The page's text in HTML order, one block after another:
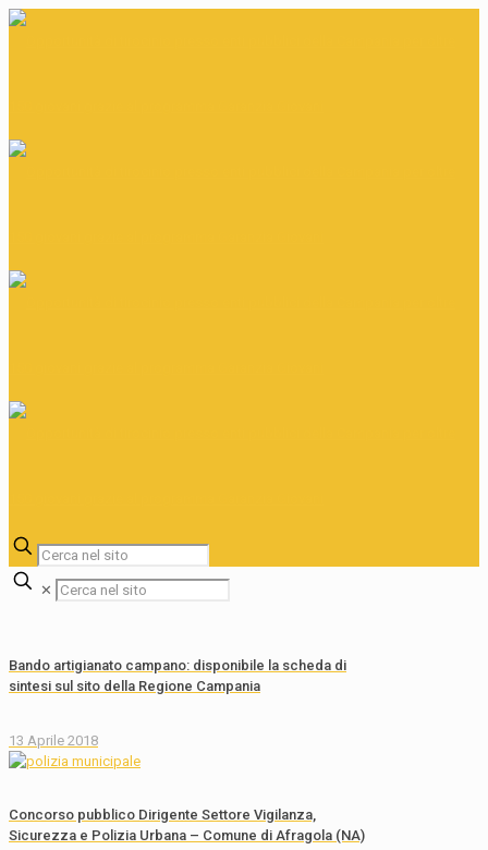
✕
Bando artigianato campano: disponibile la scheda di
sintesi sul sito della Regione Campania
13 Aprile 2018
Concorso pubblico Dirigente Settore Vigilanza,
Sicurezza e Polizia Urbana – Comune di Afragola (NA)